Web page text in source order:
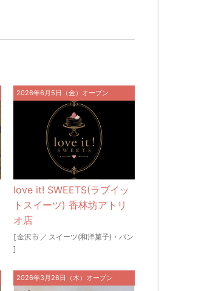
2026年6月5日（金）オープン
love it! SWEETS(ラブイッ
トスイーツ) 香林坊アトリ
オ店
[金沢市 ／ スイーツ(和洋菓子)・パン
]
2026年3月26日（木）オープン